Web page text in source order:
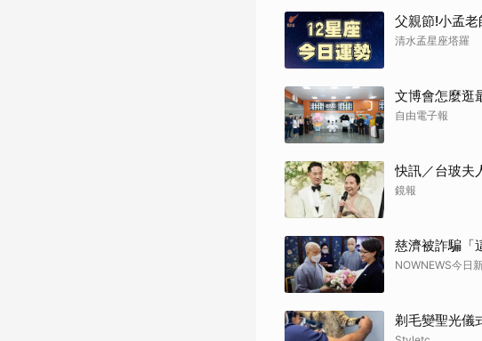
父親節!小孟
清水孟星座塔羅
文博會怎麼逛
自由電子報
快訊／台玻夫
鏡報
慈濟被詐騙「
NOWNEWS今日
剃毛變聖光儀